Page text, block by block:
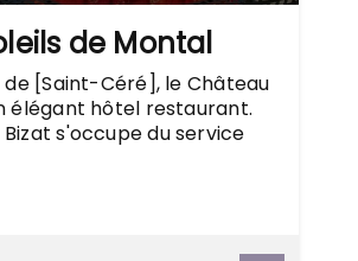
de Montal
de [Saint-Céré], le Château
élégant hôtel restaurant.
s'occupe du service
chef cuisinier
Dans les assiettes, une